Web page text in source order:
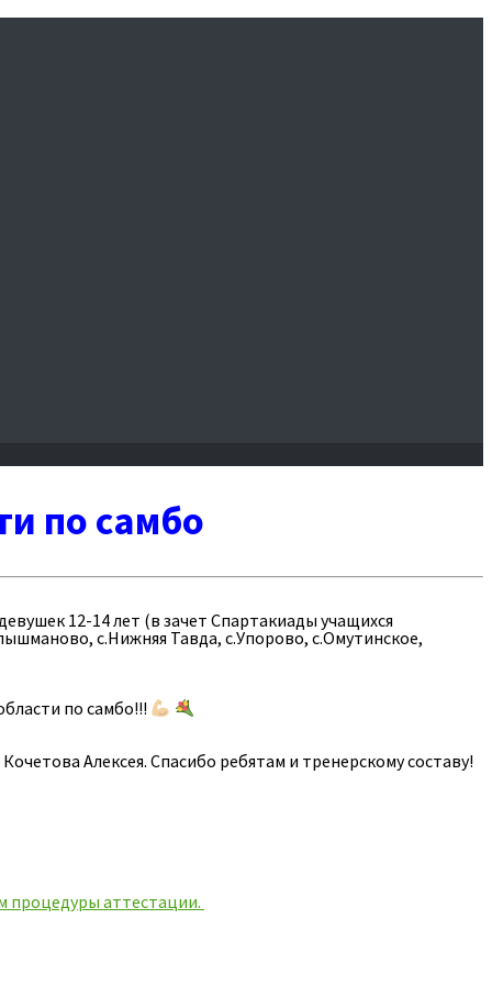
по самбо
12-14 лет (в зачет Спартакиады учащихся
с.Нижняя Тавда, с.Упорово, с.Омутинское,
по самбо!!!
Алексея. Спасибо ребятам и тренерскому составу!
процедуры аттестации.